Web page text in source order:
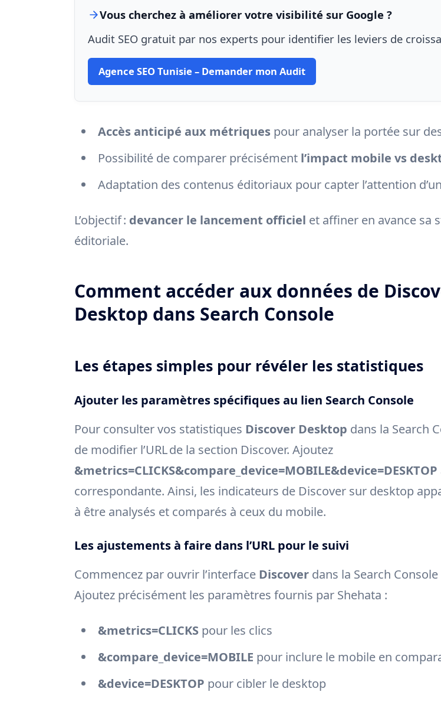
Vous cherchez à améliorer votre visibilité sur Google ?
Audit SEO gratuit par nos experts pour identifier les leviers de
Agence SEO Tunisie – Demander mon Audit
Accès anticipé aux métriques pour analyser la portée sur
Possibilité de comparer précisément l’impact mobile vs
Adaptation des contenus éditoriaux pour capter l’attention
L’objectif : devancer le lancement officiel et affiner en avance sa
éditoriale.
Comment accéder aux données de
Desktop dans Search Console
Les étapes simples pour révéler les statistiques
Ajouter les paramètres spécifiques au lien Search Console
Pour consulter vos statistiques Discover Desktop dans la Search
de modifier l’URL de la section Discover. Ajoutez
&metrics=CLICKS&compare_device=MOBILE&device=DESKTOP
correspondante. Ainsi, les indicateurs de Discover sur desktop
à être analysés et comparés à ceux du mobile.
Les ajustements à faire dans l’URL pour le suivi
Commencez par ouvrir l’interface Discover dans la Search
Ajoutez précisément les paramètres fournis par Shehata :
&metrics=CLICKS pour les clics
&compare_device=MOBILE pour inclure le mobile en
&device=DESKTOP pour cibler le desktop